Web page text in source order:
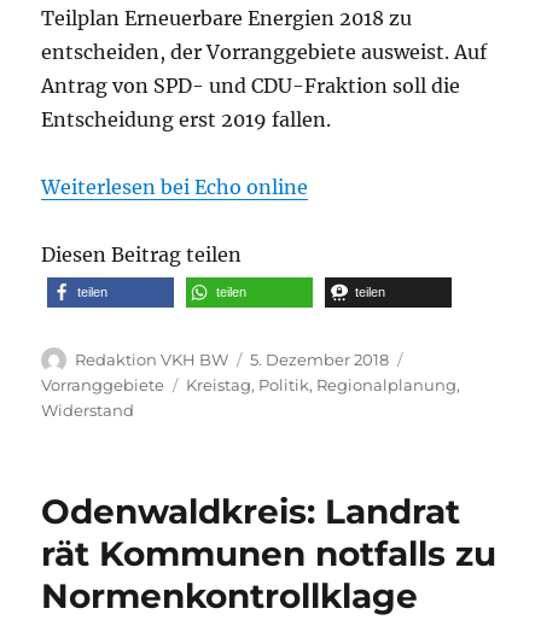
Teilplan Erneuerbare Energien 2018 zu
entscheiden, der Vorranggebiete ausweist. Auf
Antrag von SPD- und CDU-Fraktion soll die
Entscheidung erst 2019 fallen.
Weiterlesen bei Echo online
Diesen Beitrag teilen
teilen teilen teilen
Autor
Redaktion VKH BW
Veröffentlicht
am
5. Dezember 2018
Vorranggebiete
Schlagwörter
Kreistag, Politik, Regionalplanung,
Widerstand
Odenwaldkreis: Landrat
rät Kommunen notfalls zu
Normenkontrollklage